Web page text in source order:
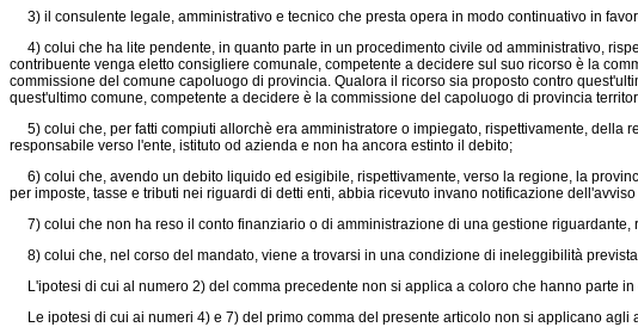
3) il consulente legale, amministrativo e tecnico che presta opera in modo continuativo in
4) colui che ha lite pendente, in quanto parte in un procedimento civile od amministrativo,
contribuente venga eletto consigliere comunale, competente a decidere sul suo ricorso è la
commissione del comune capoluogo di provincia. Qualora il ricorso sia proposto contro
quest'ultimo comune, competente a decidere è la commissione del capoluogo di provincia
5) colui che, per fatti compiuti allorchè era amministratore o impiegato, rispettivamente, della
responsabile verso l'ente, istituto od azienda e non ha ancora estinto il debito;
6) colui che, avendo un debito liquido ed esigibile, rispettivamente, verso la regione, la
per imposte, tasse e tributi nei riguardi di detti enti, abbia ricevuto invano notificazione dell'avviso
7) colui che non ha reso il conto finanziario o di amministrazione di una gestione
8) colui che, nel corso del mandato, viene a trovarsi in una condizione di ineleggibilità
L'ipotesi di cui al numero 2) del comma precedente non si applica a coloro che hanno parte
Le ipotesi di cui ai numeri 4) e 7) del primo comma del presente articolo non si applicano agli